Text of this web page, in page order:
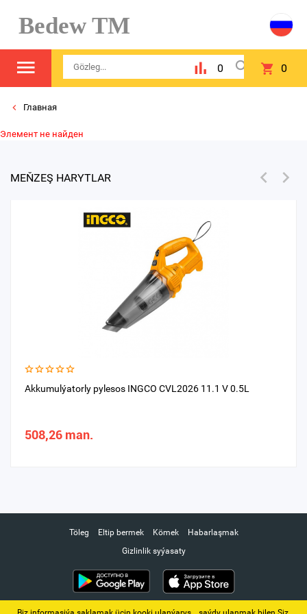
Bedew TM
0 0
Главная
Элемент не найден
MEŇZEŞ HARYTLAR
Akkumulýatorly pylesos INGCO CVL2026 11.1 V 0.5L
508,26 man.
Töleg Eltip bermek Kömek
Habarlaşmak
Gizlinlik syýasaty